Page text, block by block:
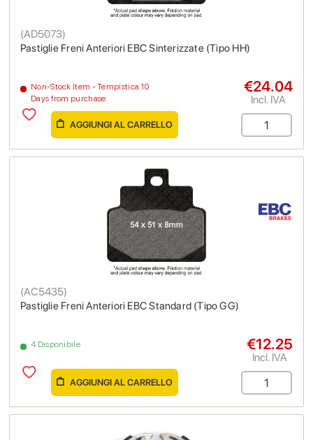
Pastiglie Freni Anteriori EBC Sinterizzate (Tipo HH)
(AD5073)
Non-Stock Item - Tempistica 10
Days from purchase
€24.04
Incl. IVA
AGGIUNGI AL CARRELLO
Pastiglie Freni Anteriori EBC Standard (Tipo GG)
(AC5435)
4 Disponibile €12.25
Incl. IVA
AGGIUNGI AL CARRELLO